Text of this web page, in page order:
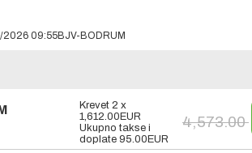
2026 09:55BJV-BODRUM
Krevet 2 x
1,612.00 EUR
Ukupno takse i
doplate 95.00 EUR
4,573.00